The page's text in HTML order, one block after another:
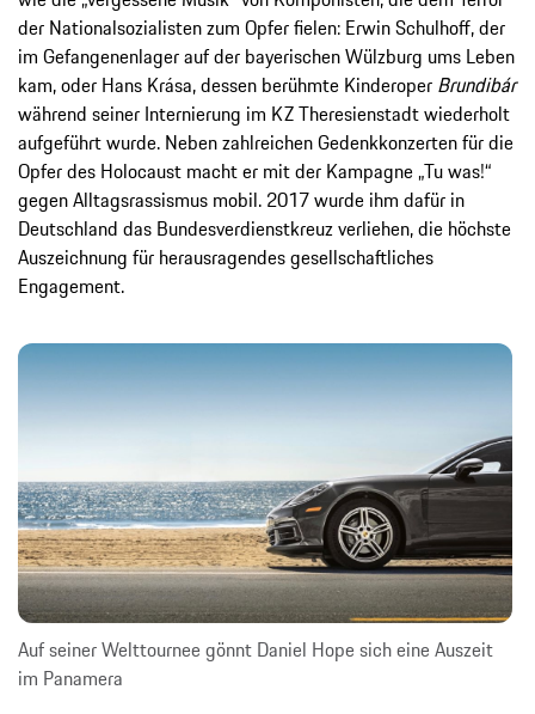
der Nationalsozialisten zum Opfer fielen: Erwin Schulhoff, der
im Gefangenenlager auf der bayerischen Wülzburg ums Leben
kam, oder Hans Krása, dessen berühmte Kinderoper Brundibár
während seiner Internierung im KZ Theresienstadt wiederholt
aufgeführt wurde. Neben zahlreichen Gedenkkonzerten für die
Opfer des Holocaust macht er mit der Kampagne „Tu was!“
gegen Alltagsrassismus mobil. 2017 wurde ihm dafür in
Deutschland das Bundesverdienstkreuz verliehen, die höchste
Auszeichnung für herausragendes gesellschaftliches
Engagement.
Auf seiner Welttournee gönnt Daniel Hope sich eine Auszeit
im Panamera